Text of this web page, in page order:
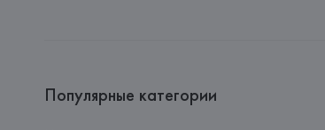
Популярные категории